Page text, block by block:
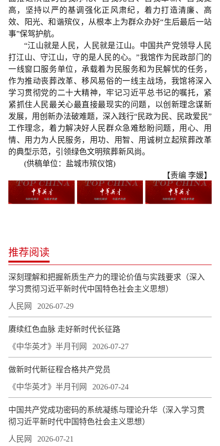
高，坚持以严的基调强化正风肃纪，着力打造清廉、高
效、阳光、和谐殡仪，从根本上为群众办好“生后最后一站
事”保驾护航。
“江山就是人民，人民就是江山。中国共产党领导人民
打江山、守江山，守的是人民的心。”我馆作为民政部门的
一线窗口服务单位，承载着为民服务和为民解忧的任务，
作为推动丧葬改革、移风易俗的一线主战场，我馆将深入
学习贯彻党的二十大精神，牢记习近平总书记的嘱托，紧
紧抓住人民最关心最直接最现实的问题，以创新理念谋新
发展，用创新办法破难题，深入践行“民政为民、民政爱民”
工作理念，着力解决好人民群众急难愁盼问题，用心、用
情、用力为人民服务，用功、用智、用诚树立起殡葬改革
的典型示范，引领绿色文明殡葬新风尚。
(供稿单位：盐城市殡仪馆)
【责编 李媛】
推荐阅读
深刻理解和把握新质生产力的理论价值与实践要求（深入
学习贯彻习近平新时代中国特色社会主义思想）
人民网 2026-07-29
赓续红色血脉 走好新时代长征路
《中华英才》半月刊网 2026-07-27
做新时代新征程合格共产党员
《中华英才》半月刊网 2026-07-24
中国共产党成功密码的系统凝练与理论升华（深入学习贯
彻习近平新时代中国特色社会主义思想）
人民网 2026-07-21